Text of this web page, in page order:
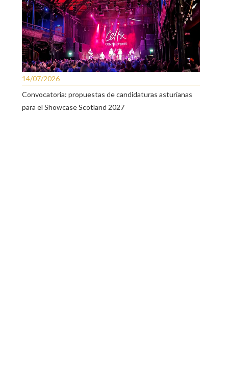
14/07/2026
Convocatoria: propuestas de candidaturas asturianas
para el Showcase Scotland 2027